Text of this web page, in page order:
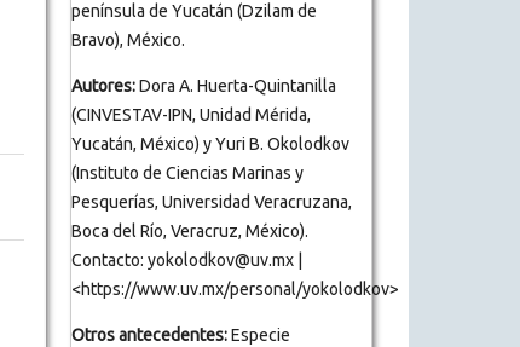
península de Yucatán (Dzilam de
Bravo), México.
Autores:Dora A. Huerta-Quintanilla
(CINVESTAV-IPN, Unidad Mérida,
Yucatán, México) y Yuri B. Okolodkov
(Instituto de Ciencias Marinas y
Pesquerías, Universidad Veracruzana,
Boca del Río, Veracruz, México).
Contacto: yokolodkov@uv.mx |
<https://www.uv.mx/personal/yokolodkov>
Otros antecedentes:Especie